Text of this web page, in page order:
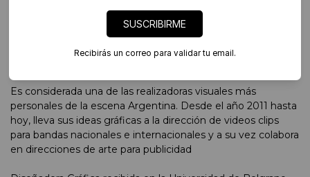
Gisela Faure
Es considerada una de las realizadoras visuales más
personales de la escena Argentina. Desde el año 2011 hasta
hoy, lleva sus ideas gráficas a la dirección de videos clips
para bandas nacionales e internacionales y a su vez colabora
en direcciones de arte para publicidad
SUSCRIBIRME
Recibirás un correo para validar tu email.